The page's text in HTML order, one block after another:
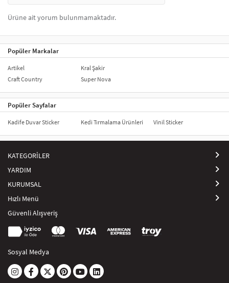
Ürüne ait yorum bulunmamaktadır.
Popüler Markalar
Artikel
Craft Country
Kral Şakir
Super Nova
Popüler Sayfalar
Kadife Duvar Sticker Kedi Tırmalama Ürünleri Vinil Sticker
KATEGORİLER
YARDIM
KURUMSAL
Hızlı Menü
Güvenli Alışveriş
Sosyal Medya